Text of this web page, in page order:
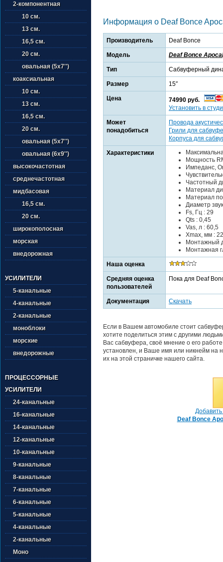
2-компонентная
10 см.
13 см.
16,5 см.
20 см.
овальная (5х7'')
коаксиальная
10 см.
13 см.
16,5 см.
20 см.
овальная (5х7'')
овальная (6х9'')
высокочастотная
среднечастотная
мидбасовая
16,5 см.
20 см.
широкополосная
морская
внедорожная
УСИЛИТЕЛИ
5-канальные
4-канальные
2-канальные
моноблоки
морские
внедорожные
ПРОЦЕССОРНЫЕ
УСИЛИТЕЛИ
24-канальные
16-канальные
14-канальные
12-канальные
10-канальные
9-канальные
8-канальные
7-канальные
6-канальные
5-канальные
4-канальные
2-канальные
Моно
Информация о Deaf Bonce
Производитель Deaf Bonce
Модель Deaf Bonce
Тип Сабвуферный
Размер 15″
Цена
74990 руб.
Установить в
Может
понадобиться
Провода
Грили для
Корпуса для
Характеристики
Мощность
Импеданс,
Частотный
Материал
Материал
Диаметр
Fs, Гц : 29
Qts : 0,45
Vas, л : 60,5
Xmax, мм :
Монтажный
Монтажная
Наша оценка
Средняя оценка
пользователей
Пока для Deaf
Документация Скачать
Если в Вашем автомобиле стоит
хотите поделиться этим с другими
Вас сабвуфера, своё мнение о его
установлен, и Ваше имя или никнейм на
их на этой страничке нашего сайта.
Deaf Bonce